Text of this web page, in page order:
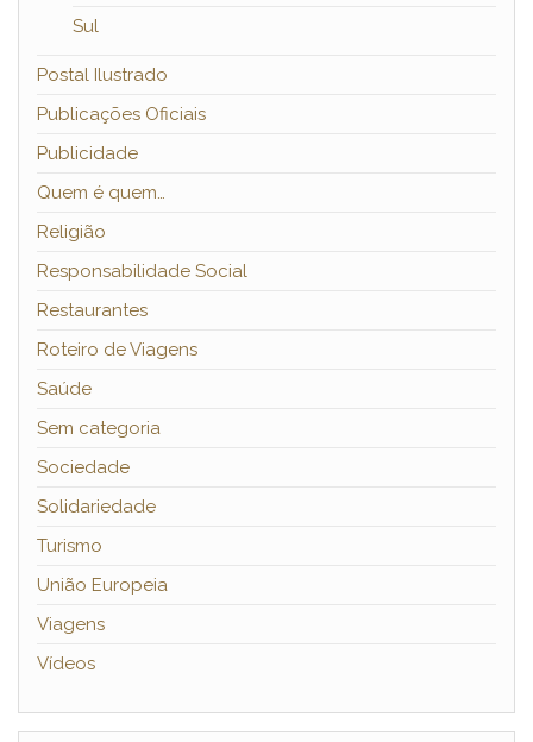
Sul
Postal Ilustrado
Publicações Oficiais
Publicidade
Quem é quem…
Religião
Responsabilidade Social
Restaurantes
Roteiro de Viagens
Saúde
Sem categoria
Sociedade
Solidariedade
Turismo
União Europeia
Viagens
Vídeos